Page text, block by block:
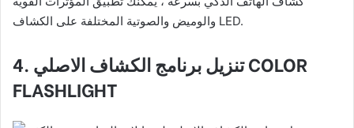
والوميض والصوتية المختلفة على الكشاف LED.
4. تنزيل برنامج الكشاف الاصليCOLOR
FLASHLIGHT